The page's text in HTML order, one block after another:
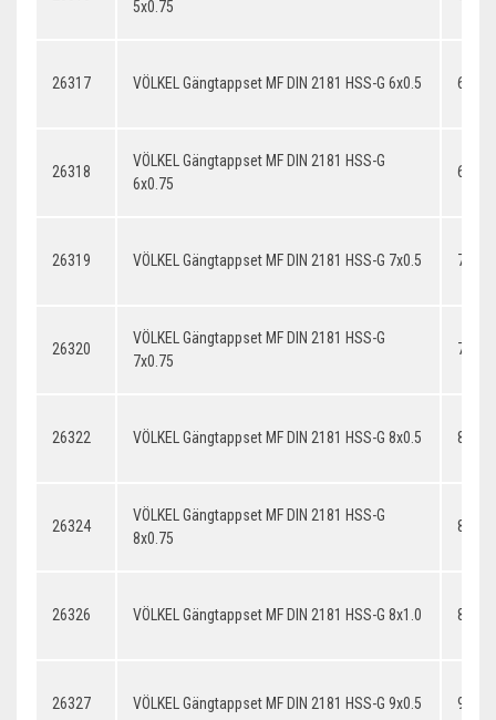
5x0.75
26317 VÖLKEL Gängtappset MF DIN 2181 HSS-G 6x0.5 6x0.5
26318
VÖLKEL Gängtappset MF DIN 2181 HSS-G
6x0.75
26319 VÖLKEL Gängtappset MF DIN 2181 HSS-G 7x0.5 7x0.5
26320
VÖLKEL Gängtappset MF DIN 2181 HSS-G
7x0.75
26322 VÖLKEL Gängtappset MF DIN 2181 HSS-G 8x0.5 8x0.5
26324
VÖLKEL Gängtappset MF DIN 2181 HSS-G
8x0.75
26326 VÖLKEL Gängtappset MF DIN 2181 HSS-G 8x1.0 8x1.0
26327 VÖLKEL Gängtappset MF DIN 2181 HSS-G 9x0.5 9x0.5